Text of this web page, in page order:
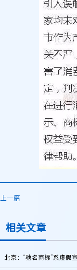
上一篇
相关文章
北京：“驰名商标”系虚假